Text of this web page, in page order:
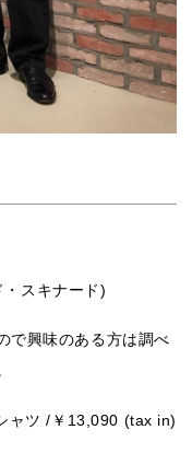
スキナード)
で興味のある方は調べ
ャツ /￥13,090 (tax in)